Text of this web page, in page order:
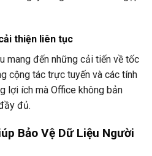
thiện liên tục
mang đến những cải tiến về tốc
cộng tác trực tuyến và các tính
lợi ích mà Office không bản
đủ.
Bảo Vệ Dữ Liệu Người